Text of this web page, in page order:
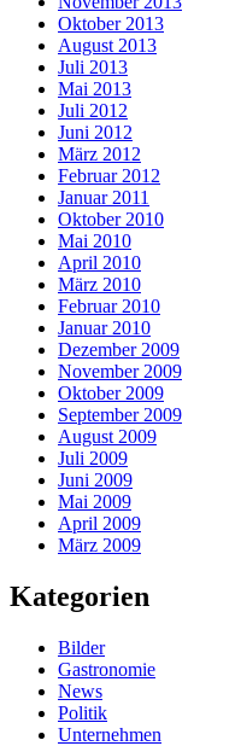
Oktober 2013
August 2013
Juli 2013
Mai 2013
Juli 2012
Juni 2012
März 2012
Februar 2012
Januar 2011
Oktober 2010
Mai 2010
April 2010
März 2010
Februar 2010
Januar 2010
Dezember 2009
November 2009
Oktober 2009
September 2009
August 2009
Juli 2009
Juni 2009
Mai 2009
April 2009
März 2009
Kategorien
Bilder
Gastronomie
News
Politik
Unternehmen